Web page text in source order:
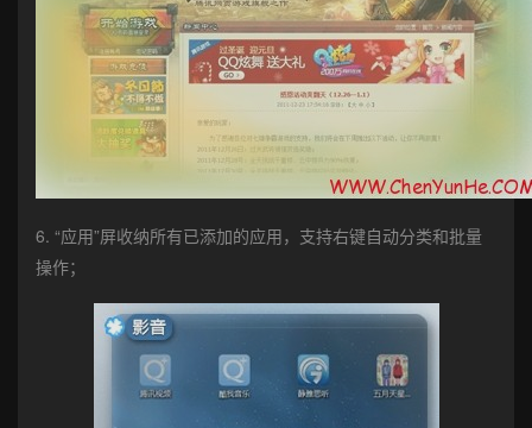
6. “应用”屏收纳所有已添加的应用，支持右键自动分类和批量
操作；